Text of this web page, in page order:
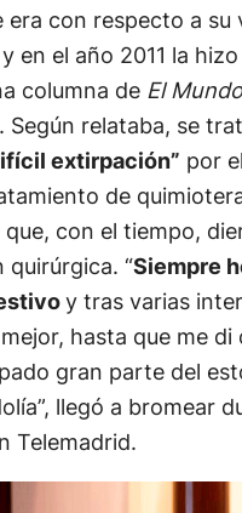
era con respecto a su
en el año 2011 la
columna de El Mundo
Según relataba, se
extirpación” por
de
con el tiempo,
quirúrgica. “Siempre
y tras varias
hasta que me di
gran parte del
llegó a bromear
Telemadrid.